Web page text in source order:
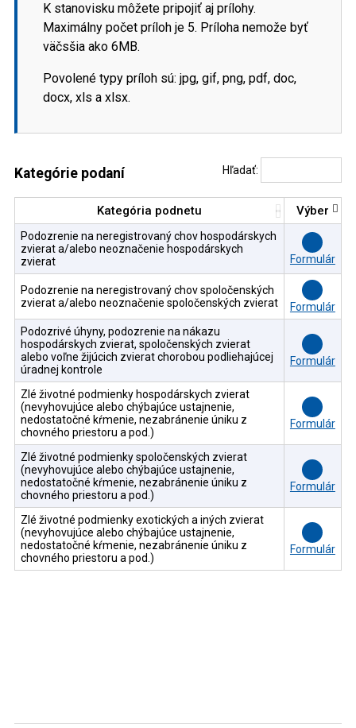
K stanovisku môžete pripojiť aj prílohy.
Maximálny počet príloh je 5. Príloha nemože byť
väčsšia ako 6MB.
Povolené typy príloh sú: jpg, gif, png, pdf, doc,
docx, xls a xlsx.
Kategórie podaní Hľadať:
Kategória podnetu Výber
Podozrenie na neregistrovaný chov hospodárskych
zvierat a/alebo neoznačenie hospodárskych
zvierat
Formulár
Podozrenie na neregistrovaný chov spoločenských
zvierat a/alebo neoznačenie spoločenských zvierat
Formulár
Podozrivé úhyny, podozrenie na nákazu
hospodárskych zvierat, spoločenských zvierat
alebo voľne žijúcich zvierat chorobou podliehajúcej
úradnej kontrole
Formulár
Zlé životné podmienky hospodárskych zvierat
(nevyhovujúce alebo chýbajúce ustajnenie,
nedostatočné kŕmenie, nezabránenie úniku z
chovného priestoru a pod.)
Formulár
Zlé životné podmienky spoločenských zvierat
(nevyhovujúce alebo chýbajúce ustajnenie,
nedostatočné kŕmenie, nezabránenie úniku z
chovného priestoru a pod.)
Formulár
Zlé životné podmienky exotických a iných zvierat
(nevyhovujúce alebo chýbajúce ustajnenie,
nedostatočné kŕmenie, nezabránenie úniku z
chovného priestoru a pod.)
Formulár